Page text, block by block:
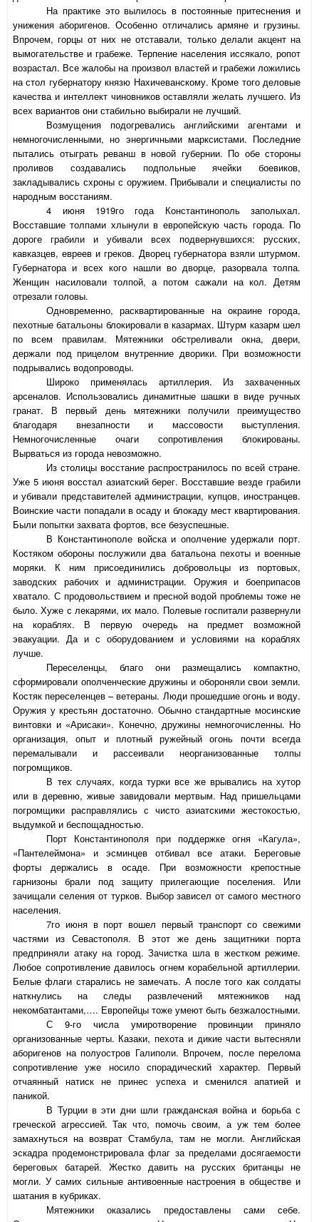
На практике это вылилось в постоянные притеснения и
унижения аборигенов. Особенно отличались армяне и грузины.
Впрочем, горцы от них не отставали, только делали акцент на
вымогательстве и грабеже. Терпение населения иссякало, ропот
возрастал. Все жалобы на произвол властей и грабежи ложились
на стол губернатору князю Нахичеванскому. Кроме того деловые
качества и интеллект чиновников оставляли желать лучшего. Из
всех вариантов они стабильно выбирали не лучший.
Возмущения подогревались английскими агентами и
немногочисленными, но энергичными марксистами. Последние
пытались отыграть реванш в новой губернии. По обе стороны
проливов создавались подпольные ячейки боевиков,
закладывались схроны с оружием. Прибывали и специалисты по
народным восстаниям.
4 июня 1919го года Константинополь заполыхал.
Восставшие толпами хлынули в европейскую часть города. По
дороге грабили и убивали всех подвернувшихся: русских,
кавказцев, евреев и греков. Дворец губернатора взяли штурмом.
Губернатора и всех кого нашли во дворце, разорвала толпа.
Женщин насиловали толпой, а потом сажали на кол. Детям
отрезали головы.
Одновременно, расквартированные на окраине города,
пехотные батальоны блокировали в казармах. Штурм казарм шел
по всем правилам. Мятежники обстреливали окна, двери,
держали под прицелом внутренние дворики. При возможности
подрывались водопроводы.
Широко применялась артиллерия. Из захваченных
арсеналов. Использовались динамитные шашки в виде ручных
гранат. В первый день мятежники получили преимущество
благодаря внезапности и массовости выступления.
Немногочисленные очаги сопротивления блокированы.
Вырваться из города невозможно.
Из столицы восстание распространилось по всей стране.
Уже 5 июня восстал азиатский берег. Восставшие везде грабили
и убивали представителей администрации, купцов, иностранцев.
Воинские части попадали в осаду и блокаду мест квартирования.
Были попытки захвата фортов, все безуспешные.
В Константинополе войска и ополчение удержали порт.
Костяком обороны послужили два батальона пехоты и военные
моряки. К ним присоединились добровольцы из портовых,
заводских рабочих и администрации. Оружия и боеприпасов
хватало. С продовольствием и пресной водой проблемы тоже не
было. Хуже с лекарями, их мало. Полевые госпитали развернули
на кораблях. В первую очередь на предмет возможной
эвакуации. Да и с оборудованием и условиями на кораблях
лучше.
Переселенцы, благо они размещались компактно,
сформировали ополченческие дружины и обороняли свои земли.
Костяк переселенцев – ветераны. Люди прошедшие огонь и воду.
Оружия у крестьян достаточно. Обычно стандартные мосинские
винтовки и «Арисаки». Конечно, дружины немногочисленны. Но
организация, опыт и плотный ружейный огонь почти всегда
перемалывали и рассеивали неорганизованные толпы
погромщиков.
В тех случаях, когда турки все же врывались на хутор
или в деревню, живые завидовали мертвым. Над пришельцами
погромщики расправлялись с чисто азиатскими жестокостью,
выдумкой и беспощадностью.
Порт Константинополя при поддержке огня «Кагула»,
«Пантелеймона» и эсминцев отбивал все атаки. Береговые
форты держались в осаде. При возможности крепостные
гарнизоны брали под защиту прилегающие поселения. Или
зачищали селения от турков. Выбор зависел от самого местного
населения.
7го июня в порт вошел первый транспорт со свежими
частями из Севастополя. В этот же день защитники порта
предприняли атаку на город. Зачистка шла в жестком режиме.
Любое сопротивление давилось огнем корабельной артиллерии.
Белые флаги старались не замечать. А после того как солдаты
наткнулись на следы развлечений мятежников над
некомбатантами,…. Европейцы тоже умеют быть безжалостными.
С 9-го числа умиротворение провинции приняло
организованные черты. Казаки, пехота и дикие части вытесняли
аборигенов на полуостров Галиполи. Впрочем, после перелома
сопротивление уже носило спорадический характер. Первый
отчаянный натиск не принес успеха и сменился апатией и
паникой.
В Турции в эти дни шли гражданская война и борьба с
греческой агрессией. Так что, помочь своим, а уж тем более
замахнуться на возврат Стамбула, там не могли. Английская
эскадра продемонстрировала флаг за пределами досягаемости
береговых батарей. Жестко давить на русских британцы не
могли. У самих сильные антивоенные настроения в обществе и
шатания в кубриках.
Мятежники оказались предоставлены сами себе.